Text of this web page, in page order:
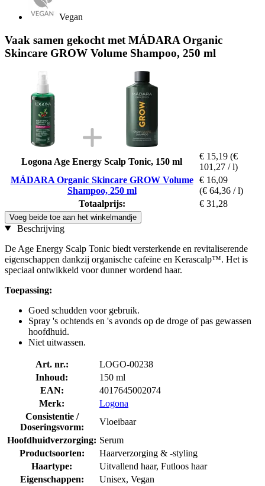
Vegan
Vaak samen gekocht met MÁDARA Organic
Skincare GROW Volume Shampoo, 250 ml
Logona Age Energy Scalp Tonic, 150 ml
€ 15,19 (€
101,27 / l)
MÁDARA Organic Skincare GROW Volume
Shampoo, 250 ml
€ 16,09
(€ 64,36 / l)
Totaalprijs:
€ 31,28
Voeg beide toe aan het winkelmandje
Beschrijving
De Age Energy Scalp Tonic biedt versterkende en revitaliserende
eigenschappen dankzij organische cafeïne en Kerascalp™. Het is
speciaal ontwikkeld voor dunner wordend haar.
Toepassing:
Goed schudden voor gebruik.
Spray 's ochtends en 's avonds op de droge of pas gewassen
hoofdhuid.
Niet uitwassen.
Art. nr.:
LOGO-00238
Inhoud:
150 ml
EAN:
4017645002074
Merk:
Logona
Consistentie /
Doseringsvorm:
Vloeibaar
Hoofdhuidverzorging: Serum
Productsoorten:
Haarverzorging & -styling
Haartype:
Uitvallend haar, Futloos haar
Eigenschappen:
Unisex, Vegan